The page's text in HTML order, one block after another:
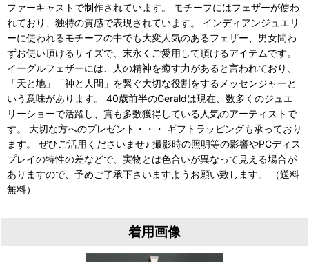
ファーキャストで制作されています。 モチーフにはフェザーが使わ
れており、独特の質感で表現されています。 インディアンジュエリ
ーに使われるモチーフの中でも大変人気のあるフェザー、男女問わ
ずお使い頂けるサイズで、末永くご愛用して頂けるアイテムです。
イーグルフェザーには、人の精神を癒す力があると言われており、
「天と地」「神と人間」を繋ぐ大切な役割をするメッセンジャーと
いう意味があります。 40歳前半のGeraldは現在、数多くのジュエ
リーショーで活躍し、賞も多数獲得している人気のアーティストで
す。 大切な方へのプレゼント・・・ ギフトラッピングも承っており
ます。 ぜひご活用くださいませ♪ 撮影時の照明等の影響やPCディス
プレイの特性の差などで、実物とは色合いが異なって見える場合が
ありますので、予めご了承下さいますようお願い致します。 （送料
無料）
着用画像